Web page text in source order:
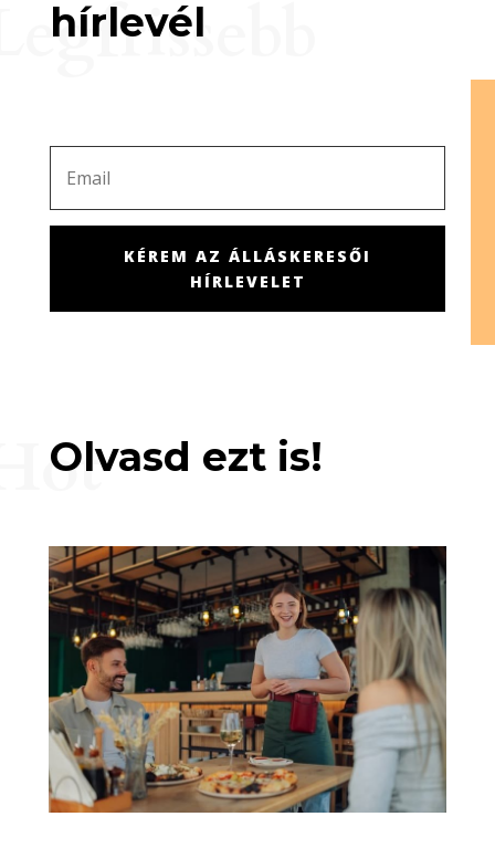
hírlevél
KÉREM AZ ÁLLÁSKERESŐI
HÍRLEVELET
Olvasd ezt is!